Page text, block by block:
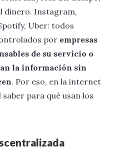
dinero. Instagram,
Uber: todos
por empresas
de su servicio o
la información sin
. Por eso, en la internet
para qué usan los